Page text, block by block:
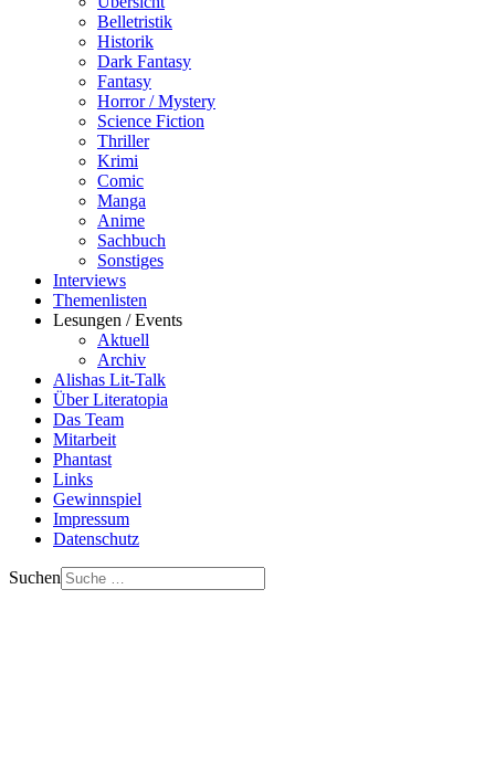
Belletristik
Historik
Dark Fantasy
Fantasy
Horror / Mystery
Science Fiction
Thriller
Krimi
Comic
Manga
Anime
Sachbuch
Sonstiges
Interviews
Themenlisten
Lesungen / Events
Aktuell
Archiv
Alishas Lit-Talk
Über Literatopia
Das Team
Mitarbeit
Phantast
Links
Gewinnspiel
Impressum
Datenschutz
Suchen